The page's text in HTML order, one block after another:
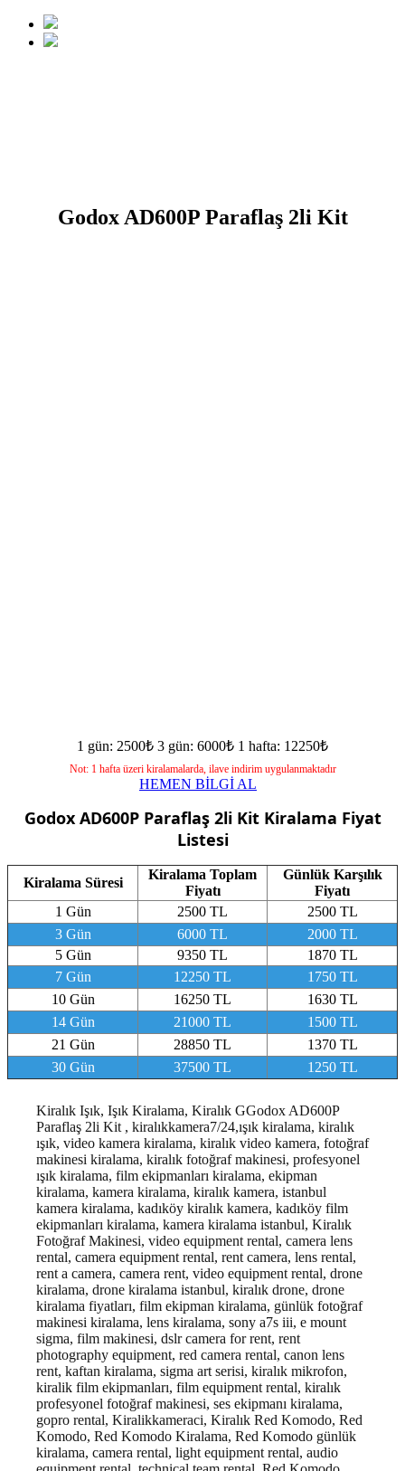
Godox AD600P Paraflaş 2li Kit
1 gün: 2500₺ 3 gün: 6000₺ 1 hafta: 12250₺
Not: 1 hafta üzeri kiralamalarda, ilave indirim uygulanmaktadır
HEMEN BİLGİ AL
Godox AD600P Paraflaş 2li Kit Kiralama Fiyat
Listesi
Kiralama Süresi
Kiralama Toplam
Fiyatı
Günlük Karşılık
Fiyatı
1 Gün
2500 TL
2500 TL
3 Gün
6000 TL
2000 TL
5 Gün
9350 TL
1870 TL
7 Gün
12250 TL
1750 TL
10 Gün
16250 TL
1630 TL
14 Gün
21000 TL
1500 TL
21 Gün
28850 TL
1370 TL
30 Gün
37500 TL 1250 TL
Kiralık Işık, Işık Kiralama, Kiralık GGodox AD600P
Paraflaş 2li Kit , kiralıkkamera7/24,ışık kiralama, kiralık
ışık, video kamera kiralama, kiralık video kamera, fotoğraf
makinesi kiralama, kiralık fotoğraf makinesi, profesyonel
ışık kiralama, film ekipmanları kiralama, ekipman
kiralama, kamera kiralama, kiralık kamera, istanbul
kamera kiralama, kadıköy kiralık kamera, kadıköy film
ekipmanları kiralama, kamera kiralama istanbul, Kiralık
Fotoğraf Makinesi, video equipment rental, camera lens
rental, camera equipment rental, rent camera, lens rental,
rent a camera, camera rent, video equipment rental, drone
kiralama, drone kiralama istanbul, kiralık drone, drone
kiralama fiyatları, film ekipman kiralama, günlük fotoğraf
makinesi kiralama, lens kiralama, sony a7s iii, e mount
sigma, film makinesi, dslr camera for rent, rent
photography equipment, red camera rental, canon lens
rent, kaftan kiralama, sigma art serisi, kiralık mikrofon,
kiralik film ekipmanları, film equipment rental, kiralık
profesyonel fotoğraf makinesi, ses ekipmanı kiralama,
gopro rental, Kiralikkameraci, Kiralık Red Komodo, Red
Komodo, Red Komodo Kiralama, Red Komodo günlük
kiralama, camera rental, light equipment rental, audio